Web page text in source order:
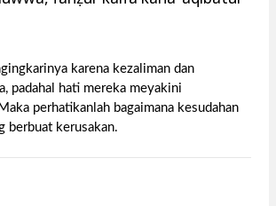
karena kezaliman dan
padahal hati mereka meyakini
perhatikanlah bagaimana kesudahan
berbuat kerusakan.